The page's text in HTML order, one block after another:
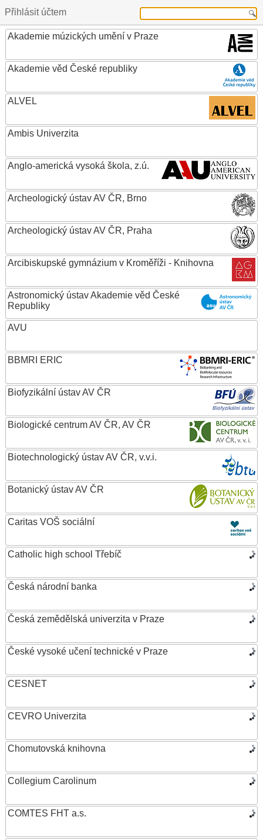
Přihlásit účtem
Akademie múzických umění v Praze
Akademie věd České republiky
ALVEL
Ambis Univerzita
Anglo-americká vysoká škola, z.ú.
Archeologický ústav AV ČR, Brno
Archeologický ústav AV ČR, Praha
Arcibiskupské gymnázium v Kroměříži - Knihovna
Astronomický ústav Akademie věd České
Republiky
AVU
BBMRI ERIC
Biofyzikální ústav AV ČR
Biologické centrum AV ČR, AV ČR
Biotechnologický ústav AV ČR, v.v.i.
Botanický ústav AV ČR
Caritas VOŠ sociální
Catholic high school Třebíč
Česká národní banka
Česká zemědělská univerzita v Praze
České vysoké učení technické v Praze
CESNET
CEVRO Univerzita
Chomutovská knihovna
Collegium Carolinum
COMTES FHT a.s.